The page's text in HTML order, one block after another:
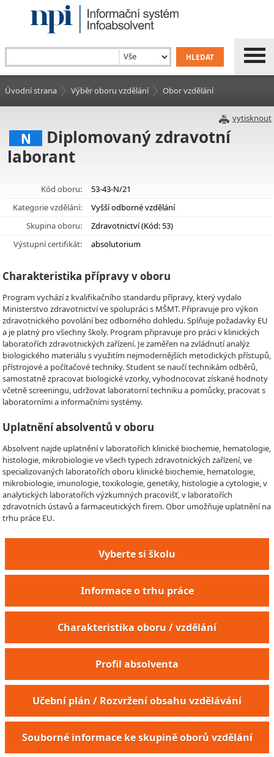
Úvodní strana Výběr oboru vzdělání Obor vzdělání
vytisknout
N
Diplomovaný zdravotní
laborant
Kód oboru:
53-43-N/21
Kategorie vzdělání:
Vyšší odborné vzdělání
Skupina oboru:
Zdravotnictví (Kód: 53)
Výstupní certifikát:
absolutorium
Charakteristika přípravy v oboru
Program vychází z kvalifikačního standardu přípravy, který vydalo
Ministerstvo zdravotnictví ve spolupráci s MŠMT. Připravuje pro výkon
zdravotnického povolání bez odborného dohledu. Splňuje požadavky EU
a je platný pro všechny školy. Program připravuje pro práci v klinických
laboratořích zdravotnických zařízení. Je zaměřen na zvládnutí analýz
biologického materiálu s využitím nejmodernějších metodických přístupů,
přístrojové a počítačové techniky. Student se naučí technikám odběrů,
samostatně zpracovat biologické vzorky, vyhodnocovat získané hodnoty
včetně screeningu, udržovat laboratorní techniku a pomůcky, pracovat s
laboratorními a informačními systémy.
Uplatnění absolventů v oboru
Absolvent najde uplatnění v laboratořích klinické biochemie, hematologie,
histologie, mikrobiologie ve všech typech zdravotnických zařízení, ve
specializovaných laboratořích oboru klinické biochemie, hematologie,
mikrobiologie, imunologie, toxikologie, genetiky, histologie a cytologie, v
analytických laboratořích výzkumných pracovišť, v laboratořích
zdravotních ústavů a farmaceutických firem. Obor umožňuje uplatnění na
trhu práce EU.
Vyberte si školu
Informace o trhu práce
Charakteristika oboru / vzdělání
Profil absolventa
Učební plán / Rozvržení obsahu vzdělávání
Souborné informace ke skupině oborů vzdělání